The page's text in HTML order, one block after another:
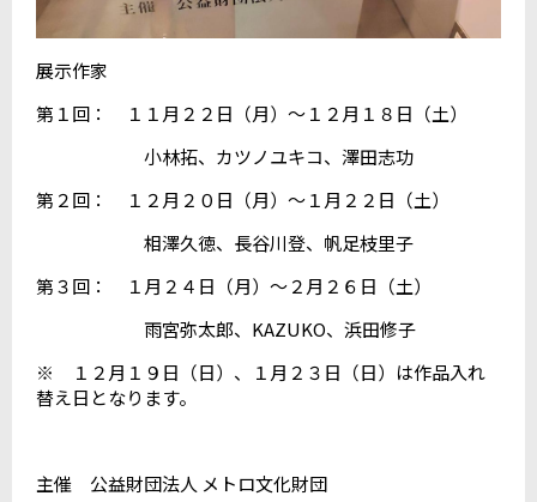
展示作家
第１回： １１月２２日（月）～１２月１８日（土）
小林拓、カツノユキコ、澤田志功
第２回： １２月２０日（月）～１月２２日（土）
相澤久徳、長谷川登、帆足枝里子
第３回： １月２４日（月）～２月２６日（土）
雨宮弥太郎、KAZUKO、浜田修子
※ １２月１９日（日）、１月２３日（日）は作品入れ
替え日となります。
主催 公益財団法人 メトロ文化財団